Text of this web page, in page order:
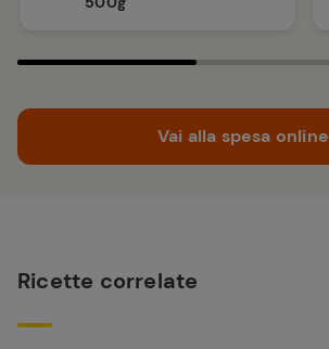
Vai alla spesa online
Ricette correlate